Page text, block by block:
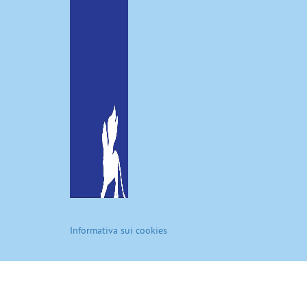
Informativa sui cookies